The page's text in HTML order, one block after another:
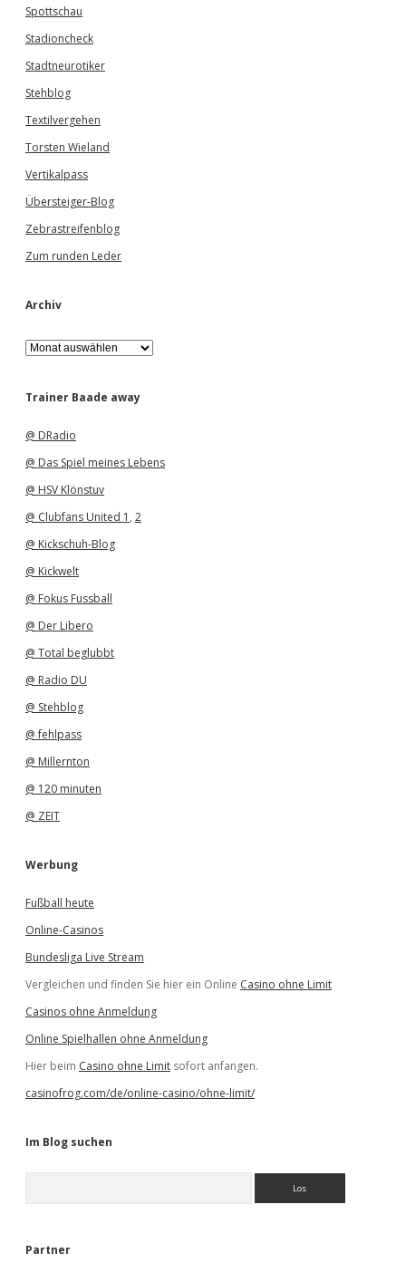
Spottschau
Stadioncheck
Stadtneurotiker
Stehblog
Textilvergehen
Torsten Wieland
Vertikalpass
Übersteiger-Blog
Zebrastreifenblog
Zum runden Leder
Archiv
A
r
h
Trainer Baade away
@ DRadio
@ Das Spiel meines Lebens
@ HSV Klönstuv
@ Clubfans United 1 , 2
@ Kickschuh-Blog
@ Kickwelt
@ Fokus Fussball
@ Der Libero
@ Total beglubbt
@ Radio DU
@ Stehblog
@ fehlpass
@ Millernton
@ 120 minuten
@ ZEIT
Werbung
Fußball heute
Online-Casinos
Bundesliga Live Stream
Vergleichen und finden Sie hier ein Online Casino ohne Limit
Casinos ohne Anmeldung
Online Spielhallen ohne Anmeldung
Hier beim Casino ohne Limit sofort anfangen.
casinofrog.com/de/online-casino/ohne-limit/
Im Blog suchen
e
Partner